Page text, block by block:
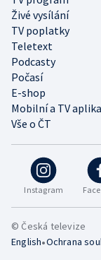
Instagram
Živé vysílání
TV poplatky
Teletext
Podcasty
Počasí
E-shop
Mobilní a TV
Vše o ČT
© Česká televize
English•Ochrana